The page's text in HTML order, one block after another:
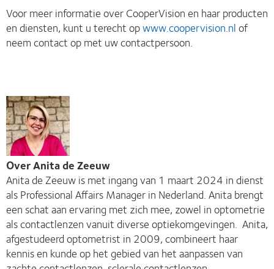
Voor meer informatie over CooperVision en haar producten
en diensten, kunt u terecht opwww.coopervision.nlof
neem contact op met uw contactpersoon.
Over Anita de Zeeuw
Anita de Zeeuw is met ingang van 1 maart 2024 in dienst
als Professional Affairs Manager in Nederland. Anita brengt
een schat aan ervaring met zich mee, zowel in optometrie
als contactlenzen vanuit diverse optiekomgevingen. Anita,
afgestudeerd optometrist in 2009, combineert haar
kennis en kunde op het gebied van het aanpassen van